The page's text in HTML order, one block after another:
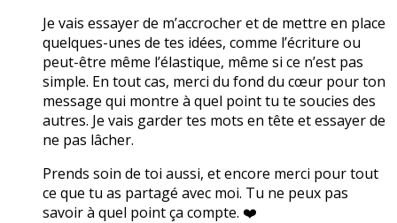
Je vais essayer de m’accrocher et de mettre en place
quelques-unes de tes idées, comme l’écriture ou
peut-être même l’élastique, même si ce n’est pas
simple. En tout cas, merci du fond du cœur pour ton
message qui montre à quel point tu te soucies des
autres. Je vais garder tes mots en tête et essayer de
ne pas lâcher.
Prends soin de toi aussi, et encore merci pour tout
ce que tu as partagé avec moi. Tu ne peux pas
savoir à quel point ça compte. ❤️